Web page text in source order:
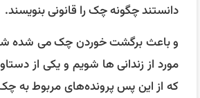
دانستند چگونه چک را قانونی بنویسند.
و باعث برگشت خوردن چک می شده
مورد از زندانی ها شویم و یکی از
که از این پس پرونده‌های مربوط به